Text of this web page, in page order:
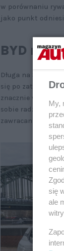
w porównaniu
jako punkt
BYD nie
Długa na 3,7 i
się po
znacznie
sobie radzi w
zawracania. Ale
My,
się
ale